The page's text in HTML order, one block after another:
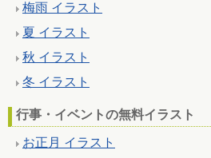
梅雨 イラスト
夏 イラスト
秋 イラスト
冬 イラスト
行事・イベントの無料イラスト
お正月 イラスト